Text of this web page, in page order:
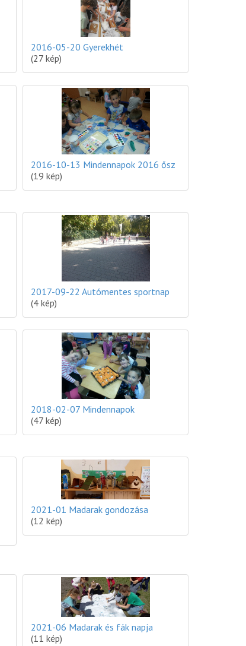
2016-05-20 Gyerekhét
(27 kép)
2016-10-13 Mindennapok 2016 ősz
(19 kép)
2017-09-22 Autómentes sportnap
(4 kép)
2018-02-07 Mindennapok
(47 kép)
2021-01 Madarak gondozása
(12 kép)
2021-06 Madarak és fák napja
(11 kép)